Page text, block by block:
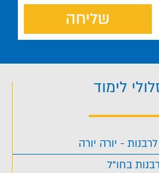
שליחה
לימוד
- יורה יורה
רבנות בחו"ל